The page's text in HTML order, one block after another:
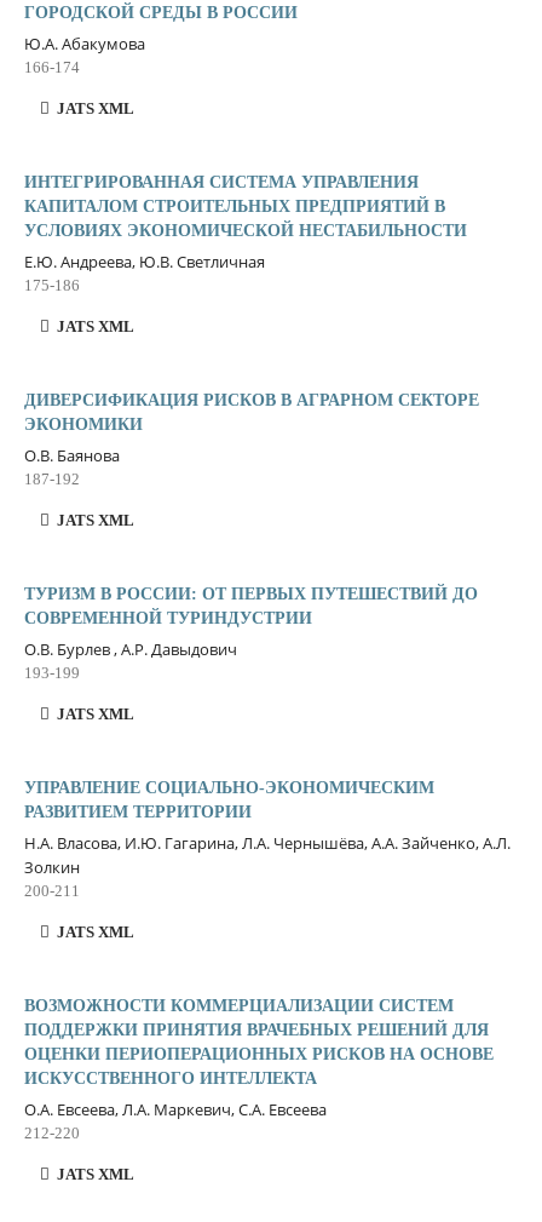
ГОРОДСКОЙ СРЕДЫ В РОССИИ
Ю.А. Абакумова
166-174
JATS XML
ИНТЕГРИРОВАННАЯ СИСТЕМА УПРАВЛЕНИЯ
КАПИТАЛОМ СТРОИТЕЛЬНЫХ ПРЕДПРИЯТИЙ В
УСЛОВИЯХ ЭКОНОМИЧЕСКОЙ НЕСТАБИЛЬНОСТИ
Е.Ю. Андреева, Ю.В. Светличная
175-186
JATS XML
ДИВЕРСИФИКАЦИЯ РИСКОВ В АГРАРНОМ СЕКТОРЕ
ЭКОНОМИКИ
О.В. Баянова
187-192
JATS XML
ТУРИЗМ В РОССИИ: ОТ ПЕРВЫХ ПУТЕШЕСТВИЙ ДО
СОВРЕМЕННОЙ ТУРИНДУСТРИИ
О.В. Бурлев , А.Р. Давыдович
193-199
JATS XML
УПРАВЛЕНИЕ СОЦИАЛЬНО-ЭКОНОМИЧЕСКИМ
РАЗВИТИЕМ ТЕРРИТОРИИ
Н.А. Власова, И.Ю. Гагарина, Л.А. Чернышёва, А.А. Зайченко, А.Л.
Золкин
200-211
JATS XML
ВОЗМОЖНОСТИ КОММЕРЦИАЛИЗАЦИИ СИСТЕМ
ПОДДЕРЖКИ ПРИНЯТИЯ ВРАЧЕБНЫХ РЕШЕНИЙ ДЛЯ
ОЦЕНКИ ПЕРИОПЕРАЦИОННЫХ РИСКОВ НА ОСНОВЕ
ИСКУССТВЕННОГО ИНТЕЛЛЕКТА
О.А. Евсеева, Л.А. Маркевич, С.А. Евсеева
212-220
JATS XML